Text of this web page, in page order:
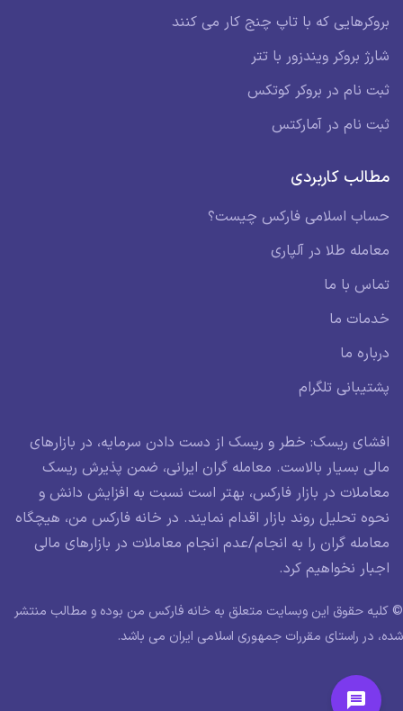
بروکرهایی که با تاپ چنج کار می کنند
شارژ بروکر ویندزور با تتر
ثبت نام در بروکر کوتکس
ثبت نام در آمارکتس
مطالب کاربردی
حساب اسلامی فارکس چیست؟
معامله طلا در آلپاری
تماس با ما
خدمات ما
درباره ما
پشتیبانی تلگرام
افشای ریسک: خطر و ریسک از دست دادن سرمایه، در بازارهای
مالی بسیار بالاست. معامله گران ایرانی، ضمن پذیرش ریسک
معاملات در بازار فارکس، بهتر است نسبت به افزایش دانش و
نحوه تحلیل روند بازار اقدام نمایند. در خانه فارکس من، هیچگاه
معامله گران را به انجام/عدم انجام معاملات در بازارهای مالی
اجبار نخواهیم کرد.
© کلیه حقوق این وبسایت متعلق به خانه فارکس من بوده و مطالب منتشر
شده، در راستای مقررات جمهوری اسلامی ایران می باشد.